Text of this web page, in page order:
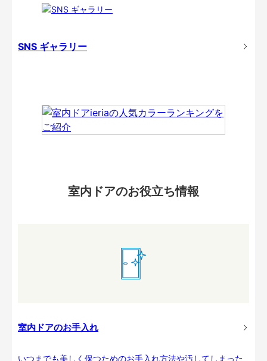
SNS ギャラリー
室内ドアのお役立ち情報
室内ドアのお手入れ
いつまでも美しく保つためのお手入れ方法や汚してしまった